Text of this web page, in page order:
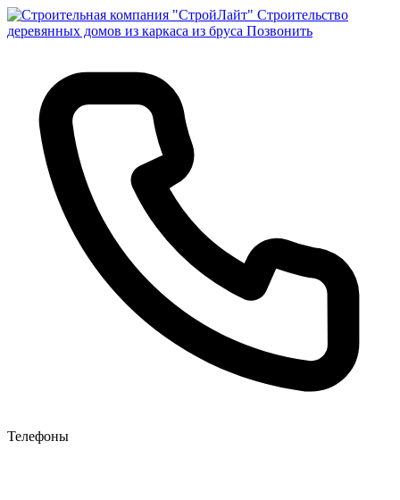
Строительство
деревянных домов из каркаса из бруса Позвонить
Телефоны